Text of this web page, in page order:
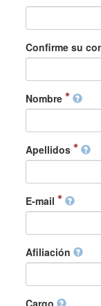
Confirme su
Nombre
Apellidos
E-mail
Afiliación
Cargo